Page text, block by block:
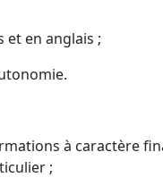
en anglais ;
à caractère
;